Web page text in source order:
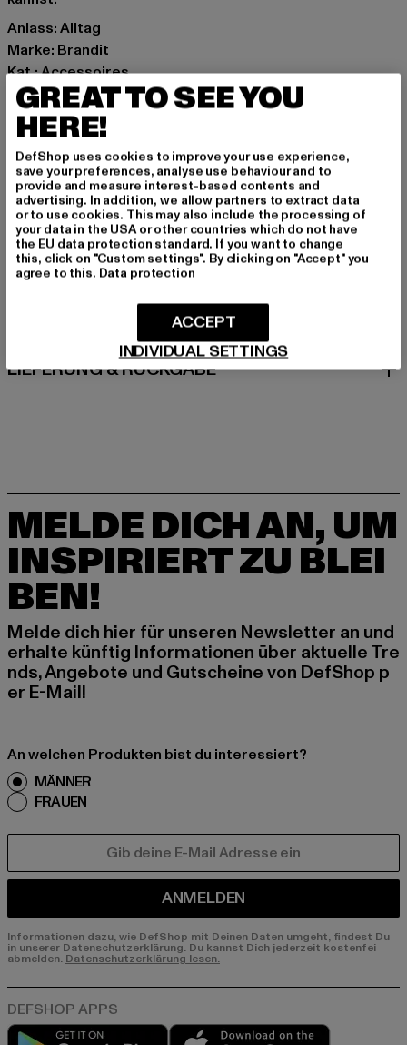
Anlass: Alltag
Marke: Brandit
Kat.: Accessoires
Farbe: blau
Hersteller Farbe: navy
Materialzusammensetzung: 100% Polyacryl
Art.Nr: BD7022-00155
Hersteller: Brandit Textil GmbH |info@brandit-wear.com
Spichernstraße 6a | 50672 Köln | DE
GRÖSSE & PASSFORM
LIEFERUNG & RÜCKGABE
MELDE DICH AN, UM
INSPIRIERT ZU BLEI
BEN!
Melde dich hier für unseren Newsletter an und
erhalte künftig Informationen über aktuelle Tre
nds, Angebote und Gutscheine von DefShop p
er E-Mail!
An welchen Produkten bist du interessiert?
MÄNNER
FRAUEN
ANMELDEN
Informationen dazu, wie DefShop mit Deinen Daten umgeht, findest Du
in unserer Datenschutzerklärung. Du kannst Dich jederzeit kostenfei
abmelden. Datenschutzerklärung lesen.
Play market
GREAT TO SEE YOU
HERE!
DefShop uses cookies to improve your use experience,
save your preferences, analyse use behaviour and to
provide and measure interest-based contents and
advertising. In addition, we allow partners to extract data
or to use cookies. This may also include the processing of
your data in the USA or other countries which do not have
the EU data protection standard. If you want to change
this, click on "Custom settings". By clicking on "Accept" you
agree to this. Data protection
INDIVIDUAL SETTINGS
ACCEPT